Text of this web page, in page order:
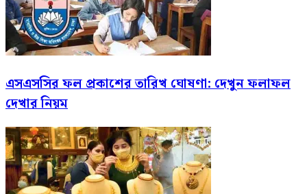
এসএসসির ফল প্রকাশের তারিখ ঘোষণা: দেখুন ফলাফল
দেখার নিয়ম